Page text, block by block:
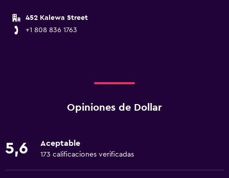
452 Kalewa Street
+1 808 836 1763
Opiniones de Dollar
5,6 Aceptable
173 calificaciones verificadas